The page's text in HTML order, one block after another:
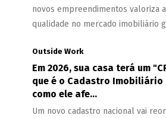
novos empreendimentos valoriza
qualidade no mercado imobiliário
Outside Work
Em 2026, sua casa terá um
que é o Cadastro Imobiliário
como ele afe...
Um novo cadastro nacional vai